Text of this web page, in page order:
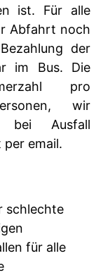
ist. Für alle
Abfahrt noch
der
im Bus. Die
pro
wir
bei Ausfall
email.
schlechte
für alle